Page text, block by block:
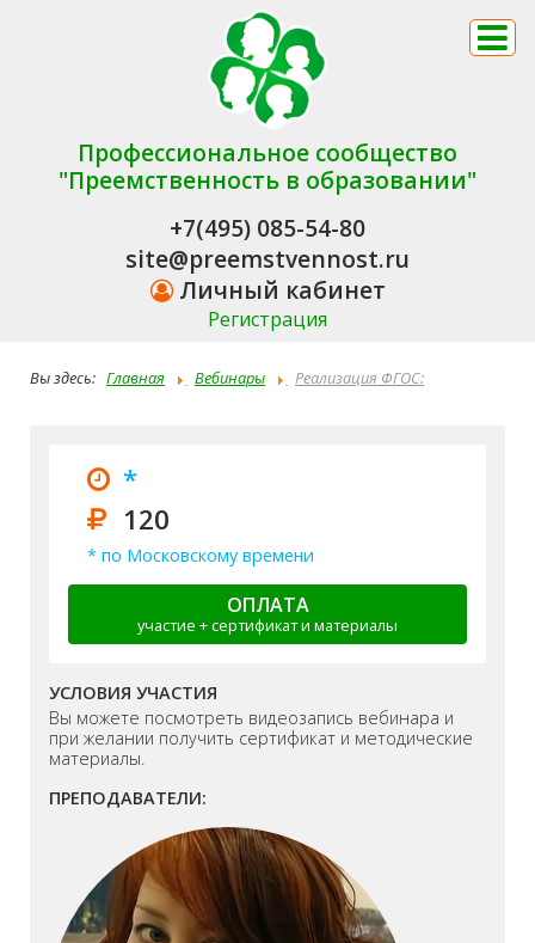
Профессиональное сообщество
"Преемственность в образовании"
+7(495) 085-54-80
site@preemstvennost.ru
Личный кабинет
Регистрация
Вы здесь: Главная Вебинары
Реализация ФГОС:
преемственности возрастных ступеней развития
*
120
* по Московскому времени
ОПЛАТА
участие + сертификат и материалы
УСЛОВИЯ УЧАСТИЯ
Вы можете посмотреть видеозапись вебинара и
при желании получить сертификат и методические
материалы.
ПРЕПОДАВАТЕЛИ: